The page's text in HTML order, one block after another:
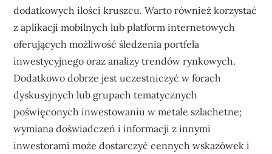
dodatkowych ilości kruszcu. Warto również korzystać
z aplikacji mobilnych lub platform internetowych
oferujących możliwość śledzenia portfela
inwestycyjnego oraz analizy trendów rynkowych.
Dodatkowo dobrze jest uczestniczyć w forach
dyskusyjnych lub grupach tematycznych
poświęconych inwestowaniu w metale szlachetne;
wymiana doświadczeń i informacji z innymi
inwestorami może dostarczyć cennych wskazówek i